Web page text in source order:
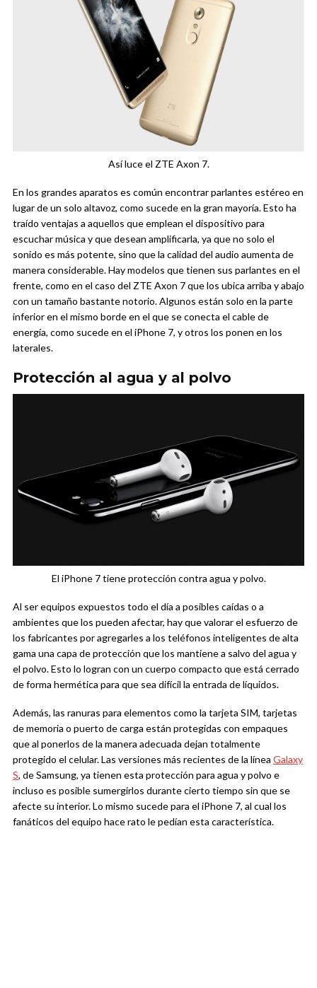
Así luce el ZTE Axon 7.
En los grandes aparatos es común encontrar parlantes estéreo en
lugar de un solo altavoz, como sucede en la gran mayoría. Esto ha
traído ventajas a aquellos que emplean el dispositivo para
escuchar música y que desean amplificarla, ya que no solo el
sonido es más potente, sino que la calidad del audio aumenta de
manera considerable. Hay modelos que tienen sus parlantes en el
frente, como en el caso del ZTE Axon 7 que los ubica arriba y abajo
con un tamaño bastante notorio. Algunos están solo en la parte
inferior en el mismo borde en el que se conecta el cable de
energía, como sucede en el iPhone 7, y otros los ponen en los
laterales.
Protección al agua y al polvo
El iPhone 7 tiene protección contra agua y polvo.
Al ser equipos expuestos todo el día a posibles caídas o a
ambientes que los pueden afectar, hay que valorar el esfuerzo de
los fabricantes por agregarles a los teléfonos inteligentes de alta
gama una capa de protección que los mantiene a salvo del agua y
el polvo. Esto lo logran con un cuerpo compacto que está cerrado
de forma hermética para que sea difícil la entrada de líquidos.
Además, las ranuras para elementos como la tarjeta SIM, tarjetas
de memoria o puerto de carga están protegidas con empaques
que al ponerlos de la manera adecuada dejan totalmente
protegido el celular. Las versiones más recientes de la línea Galaxy
S, de Samsung, ya tienen esta protección para agua y polvo e
incluso es posible sumergirlos durante cierto tiempo sin que se
afecte su interior. Lo mismo sucede para el iPhone 7, al cual los
fanáticos del equipo hace rato le pedían esta característica.